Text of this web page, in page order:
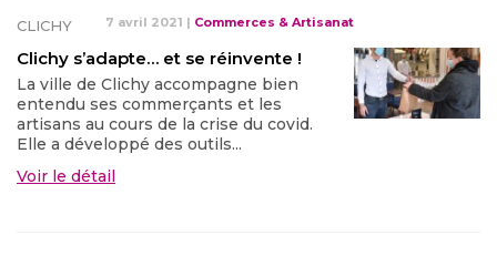
CLICHY 7 avril 2021 | Commerces & Artisanat
Clichy s’adapte… et se réinvente !
La ville de Clichy accompagne bien
entendu ses commerçants et les
artisans au cours de la crise du covid.
Elle a développé des outils...
Voir le détail